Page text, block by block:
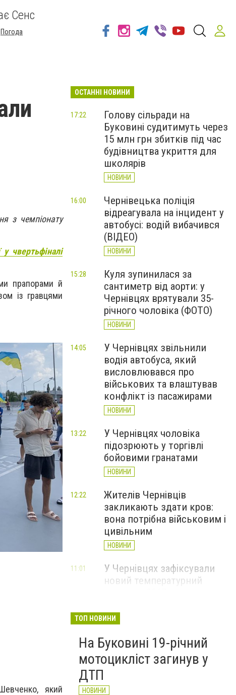
Сенс
Погода
з чемпіонату
чвертьфіналі
прапорами й
із гравцями
який
ОСТАННІ НОВИНИ
Голову сільради на
Буковині судитимуть через
15 млн грн збитків під час
будівництва укриття для
школярів
НОВИНИ
17:22
Чернівецька поліція
відреагувала на інцидент у
автобусі: водій вибачився
(ВІДЕО)
НОВИНИ
16:00
Куля зупинилася за
сантиметр від аорти: у
Чернівцях врятували 35-
річного чоловіка (ФОТО)
НОВИНИ
15:28
У Чернівцях звільнили
водія автобуса, який
висловлювався про
військових та влаштував
конфлікт із пасажирами
НОВИНИ
14:05
У Чернівцях чоловіка
підозрюють у торгівлі
бойовими гранатами
НОВИНИ
13:22
Жителів Чернівців
закликають здати кров:
вона потрібна військовим і
цивільним
НОВИНИ
12:22
У Чернівцях зафіксували
новий температурний
11:01
області обмежили рух
великовагового транспорту
НОВИНИ
ТОП НОВИНИ
На Буковині 19-річний
мотоцикліст загинув у
ДТП
НОВИНИ